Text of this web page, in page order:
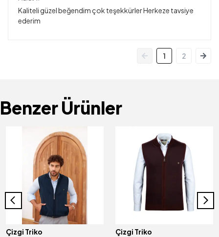
Kaliteli güzel beğendim çok teşekkürler Herkeze tavsiye
ederim
1 2
Benzer Ürünler
Çizgi Triko Çizgi Triko